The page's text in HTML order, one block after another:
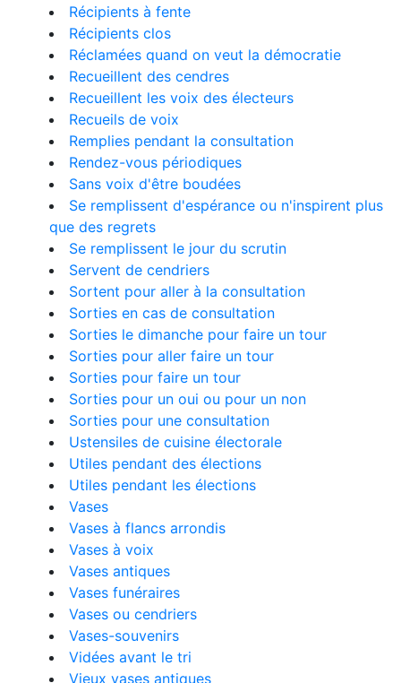
Récipients à fente
Récipients clos
Réclamées quand on veut la démocratie
Recueillent des cendres
Recueillent les voix des électeurs
Recueils de voix
Remplies pendant la consultation
Rendez-vous périodiques
Sans voix d'être boudées
Se remplissent d'espérance ou n'inspirent plus
que des regrets
Se remplissent le jour du scrutin
Servent de cendriers
Sortent pour aller à la consultation
Sorties en cas de consultation
Sorties le dimanche pour faire un tour
Sorties pour aller faire un tour
Sorties pour faire un tour
Sorties pour un oui ou pour un non
Sorties pour une consultation
Ustensiles de cuisine électorale
Utiles pendant des élections
Utiles pendant les élections
Vases
Vases à flancs arrondis
Vases à voix
Vases antiques
Vases funéraires
Vases ou cendriers
Vases-souvenirs
Vidées avant le tri
Vieux vases antiques